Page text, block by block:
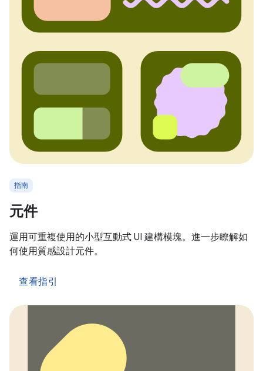
指南
元件
運用可重複使用的小型互動式 UI 建構模塊。進一步瞭解如
何使用質感設計元件。
查看指引